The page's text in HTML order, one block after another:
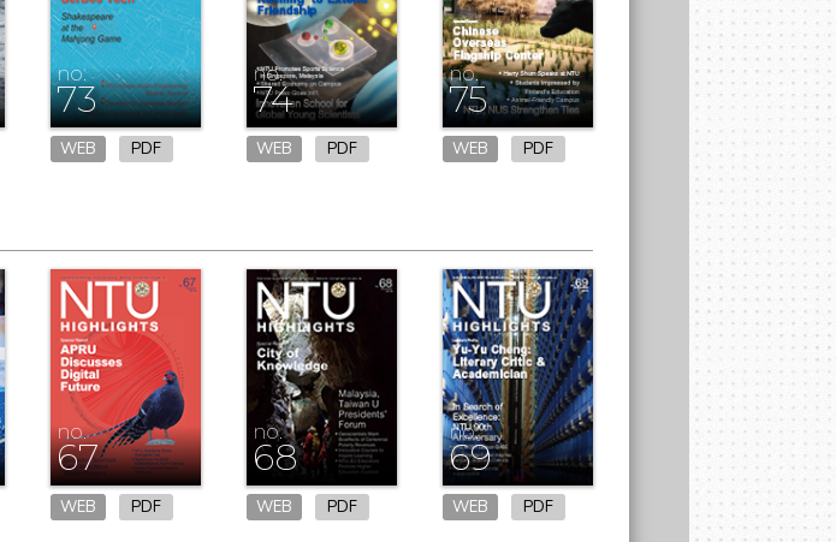
no.
73
WEB PDF
no.
74
WEB PDF
no.
75
WEB PDF
no.
67
WEB PDF
no.
68
WEB PDF
no.
69
WEB PDF